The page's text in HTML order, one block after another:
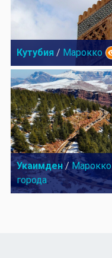
Кутубия / Марокко
Укаимден/ Марокко
города